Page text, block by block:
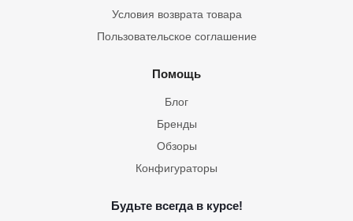
Условия возврата товара
Пользовательское соглашение
Помощь
Блог
Бренды
Обзоры
Конфигураторы
Будьте всегда в курсе!